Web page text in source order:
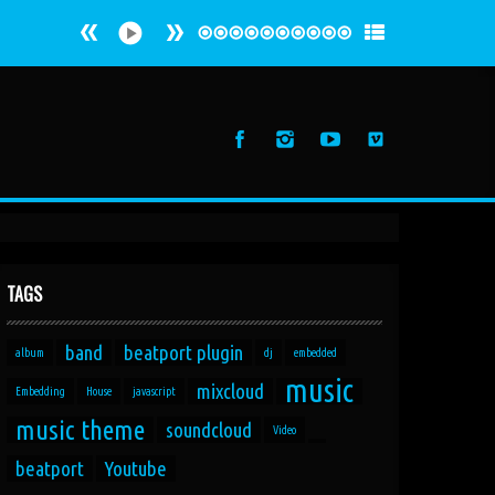
TAGS
album band beatport plugin dj embedded
Embedding House javascript mixcloud music
music theme soundcloud Video
beatport Youtube